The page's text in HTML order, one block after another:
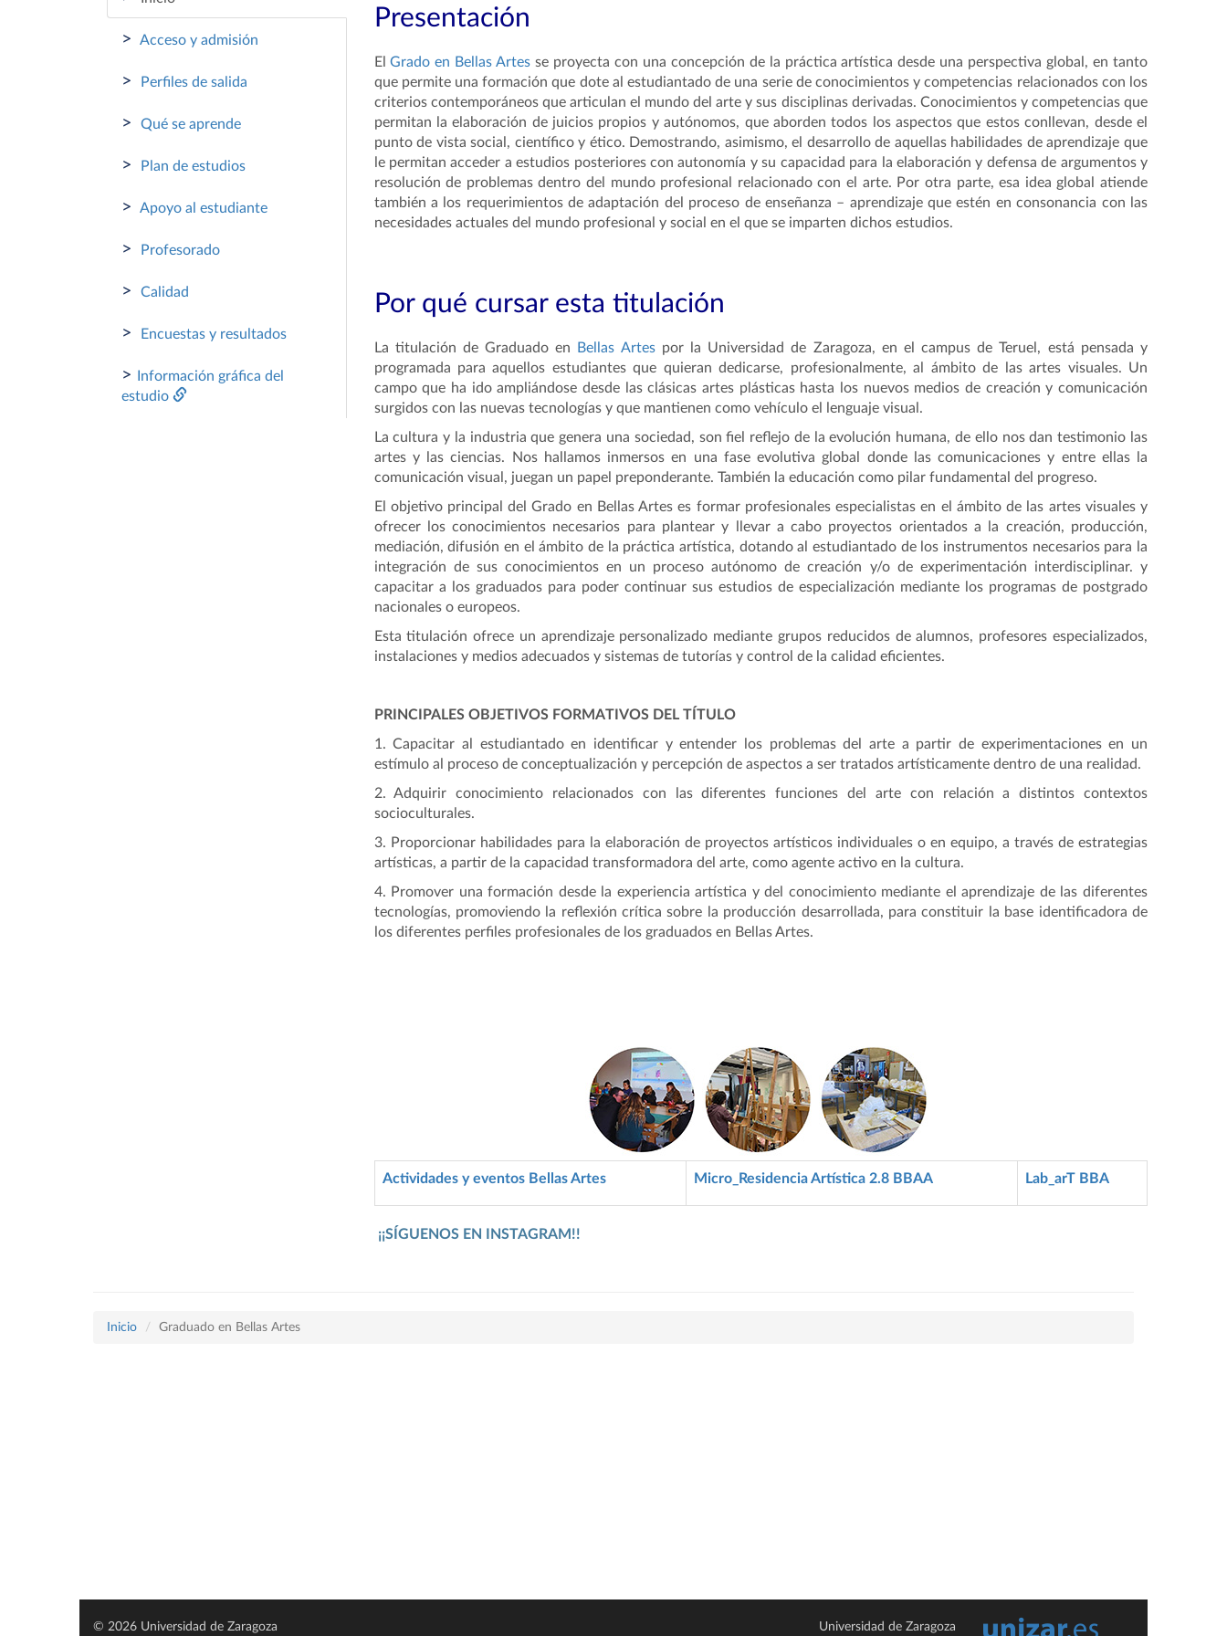
> Acceso y admisión
> Perfiles de salida
> Qué se aprende
> Plan de estudios
> Apoyo al estudiante
> Profesorado
> Calidad
> Encuestas y resultados
>
Información gráfica del
estudio
Presentación
ElGrado en Bellas Artesse proyecta con una concepción de la práctica artística desde una perspectiva global, en tanto
que permite una formación que dote al estudiantado de una serie de conocimientos y competencias relacionados con los
criterios contemporáneos que articulan el mundo del arte y sus disciplinas derivadas. Conocimientos y competencias que
permitan la elaboración de juicios propios y autónomos, que aborden todos los aspectos que estos conllevan, desde el
punto de vista social, científico y ético. Demostrando, asimismo, el desarrollo de aquellas habilidades de aprendizaje que
le permitan acceder a estudios posteriores con autonomía y su capacidad para la elaboración y defensa de argumentos y
resolución de problemas dentro del mundo profesional relacionado con el arte. Por otra parte, esa idea global atiende
también a los requerimientos de adaptación del proceso de enseñanza – aprendizaje que estén en consonancia con las
necesidades actuales del mundo profesional y social en el que se imparten dichos estudios.
Por qué cursar esta titulación
La titulación de Graduado en Bellas Artespor la Universidad de Zaragoza, en el campus de Teruel, está pensada y
programada para aquellos estudiantes que quieran dedicarse, profesionalmente, al ámbito de las artes visuales. Un
campo que ha ido ampliándose desde las clásicas artes plásticas hasta los nuevos medios de creación y comunicación
surgidos con las nuevas tecnologías y que mantienen como vehículo el lenguaje visual.
La cultura y la industria que genera una sociedad, son fiel reflejo de la evolución humana, de ello nos dan testimonio las
artes y las ciencias. Nos hallamos inmersos en una fase evolutiva global donde las comunicaciones y entre ellas la
comunicación visual, juegan un papel preponderante. También la educación como pilar fundamental del progreso.
El objetivo principal del Grado en Bellas Artes es formar profesionales especialistas en el ámbito de las artes visuales y
ofrecer los conocimientos necesarios para plantear y llevar a cabo proyectos orientados a la creación, producción,
mediación, difusión en el ámbito de la práctica artística, dotando al estudiantado de los instrumentos necesarios para la
integración de sus conocimientos en un proceso autónomo de creación y/o de experimentación interdisciplinar. y
capacitar a los graduados para poder continuar sus estudios de especialización mediante los programas de postgrado
nacionales o europeos.
Esta titulación ofrece un aprendizaje personalizado mediante grupos reducidos de alumnos, profesores especializados,
instalaciones y medios adecuados y sistemas de tutorías y control de la calidad eficientes.
PRINCIPALES OBJETIVOS FORMATIVOS DEL TÍTULO
1. Capacitar al estudiantado en identificar y entender los problemas del arte a partir de experimentaciones en un
estímulo al proceso de conceptualización y percepción de aspectos a ser tratados artísticamente dentro de una realidad.
2. Adquirir conocimiento relacionados con las diferentes funciones del arte con relación a distintos contextos
socioculturales.
3. Proporcionar habilidades para la elaboración de proyectos artísticos individuales o en equipo, a través de estrategias
artísticas, a partir de la capacidad transformadora del arte, como agente activo en la cultura.
4. Promover una formación desde la experiencia artística y del conocimiento mediante el aprendizaje de las diferentes
tecnologías, promoviendo la reflexión crítica sobre la producción desarrollada, para constituir la base identificadora de
los diferentes perfiles profesionales de los graduados en Bellas Artes.
Actividades y eventos Bellas Artes Micro_Residencia Artística 2.8 BBAA Lab_arT BBA
¡¡SÍGUENOS EN INSTAGRAM!!
Inicio Graduado en Bellas Artes
© 2026 Universidad de Zaragoza Universidad de Zaragoza